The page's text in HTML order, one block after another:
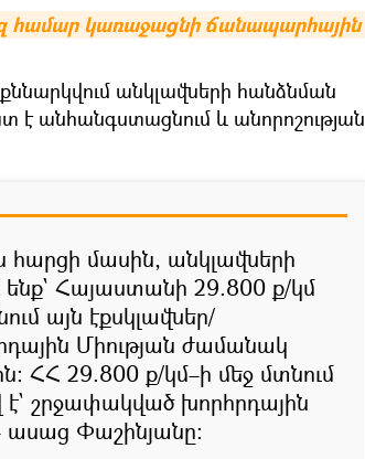
համար կառաջացնի ճանապարհային
անկլավների հանձնման
է անհանգստացնում և անորոշության
հարցի մասին, անկլավների
ենք` Հայաստանի 29.800 ք/կմ
այն էքսկլավներ/
Միության ժամանակ
ՀՀ 29.800 ք/կմ–ի մեջ մտնում
է` շրջափակված խորհրդային
Փաշինյանը։